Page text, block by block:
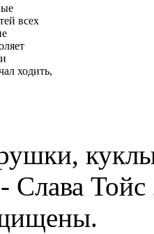
всех
ходить,
Слава Тойс